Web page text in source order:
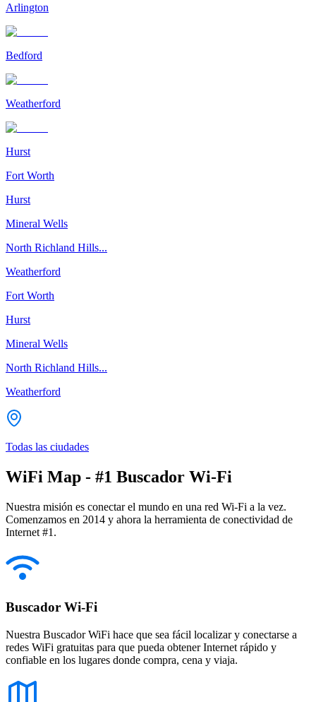
Arlington
Bedford
Weatherford
Hurst
Fort Worth
Hurst
Mineral Wells
North Richland Hills...
Weatherford
Fort Worth
Hurst
Mineral Wells
North Richland Hills...
Weatherford
Todas las ciudades
WiFi Map - #1 Buscador Wi-Fi
Nuestra misión es conectar el mundo en una red Wi-Fi a la vez.
Comenzamos en 2014 y ahora la herramienta de conectividad de
Internet #1.
Buscador Wi-Fi
Nuestra Buscador WiFi hace que sea fácil localizar y conectarse a
redes WiFi gratuitas para que pueda obtener Internet rápido y
confiable en los lugares donde compra, cena y viaja.